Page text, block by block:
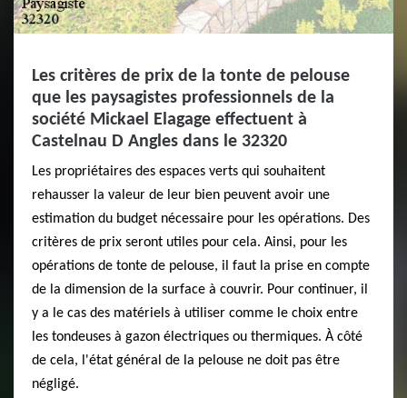
Les critères de prix de la tonte de pelouse
que les paysagistes professionnels de la
société Mickael Elagage effectuent à
Castelnau D Angles dans le 32320
Les propriétaires des espaces verts qui souhaitent
rehausser la valeur de leur bien peuvent avoir une
estimation du budget nécessaire pour les opérations. Des
critères de prix seront utiles pour cela. Ainsi, pour les
opérations de tonte de pelouse, il faut la prise en compte
de la dimension de la surface à couvrir. Pour continuer, il
y a le cas des matériels à utiliser comme le choix entre
les tondeuses à gazon électriques ou thermiques. À côté
de cela, l'état général de la pelouse ne doit pas être
négligé.